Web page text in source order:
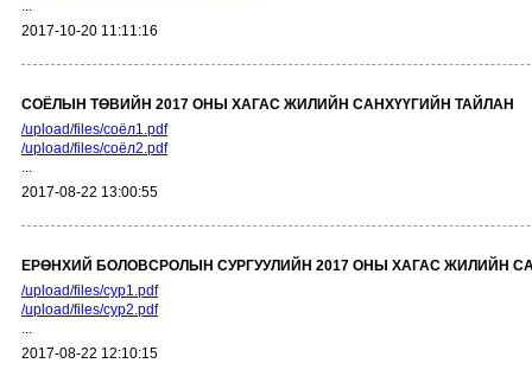
...
2017-10-20 11:11:16
СОЁЛЫН ТӨВИЙН 2017 ОНЫ ХАГАС ЖИЛИЙН САНХҮҮГИЙН ТАЙЛАН
/upload/files/соёл1.pdf
/upload/files/соёл2.pdf
...
2017-08-22 13:00:55
ЕРӨНХИЙ БОЛОВСРОЛЫН СУРГУУЛИЙН 2017 ОНЫ ХАГАС ЖИЛИЙН
/upload/files/сур1.pdf
/upload/files/сур2.pdf
...
2017-08-22 12:10:15